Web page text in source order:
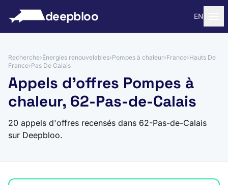
deepbloo EN
Recherche›Énergies renouvelables›Pompes à chaleur›France›Hauts De
France›Pas De Calais
Appels d'offres Pompes à
chaleur, 62-Pas-de-Calais
20 appels d'offres recensés dans 62-Pas-de-Calais
sur Deepbloo.